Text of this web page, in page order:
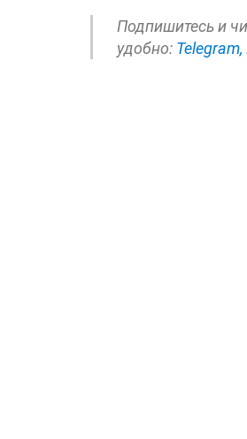
Подпишитесь и
удобно: Telegram,